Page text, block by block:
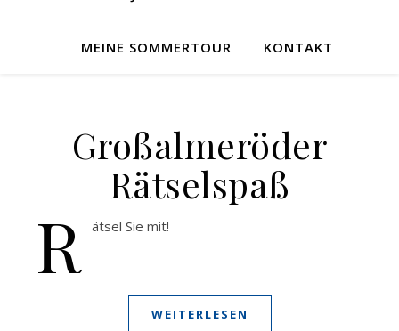
MEINE SOMMERTOUR KONTAKT
Großalmeröder
Rätselspaß
R ätsel Sie mit!
WEITERLESEN